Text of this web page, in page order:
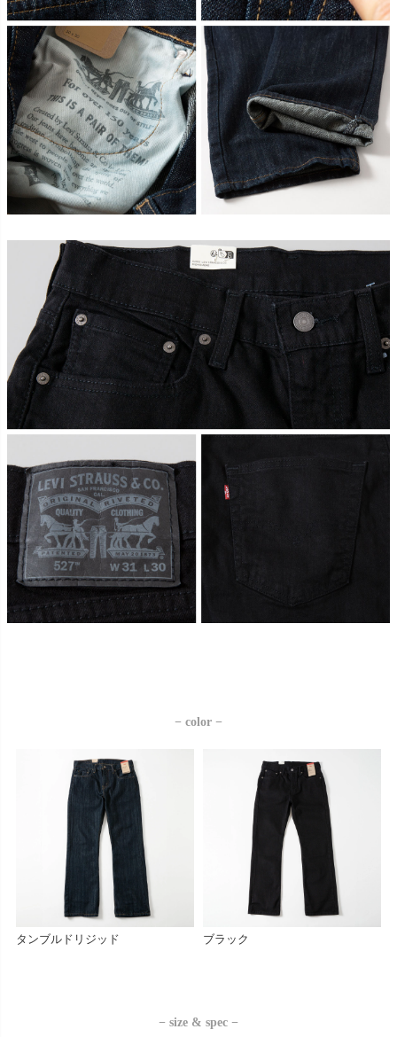
− color −
タンブルドリジッド ブラック
− size & spec −